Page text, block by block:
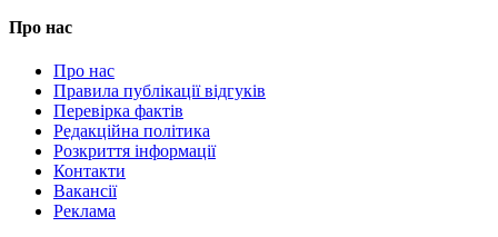
Про нас
Про нас
Правила публікації відгуків
Перевірка фактів
Редакційна політика
Розкриття інформації
Контакти
Вакансії
Реклама